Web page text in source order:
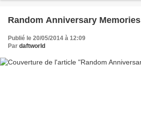
Random Anniversary Memories
Publié le 20/05/2014 à 12:09
Par daftworld